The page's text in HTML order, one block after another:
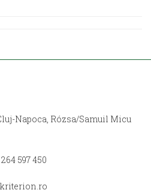
Napoca, Rózsa/Samuil Micu
597 450